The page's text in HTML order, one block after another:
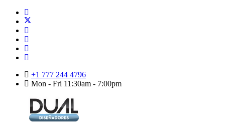
+1 777 244 4796
Mon - Fri 11:30am - 7:00pm